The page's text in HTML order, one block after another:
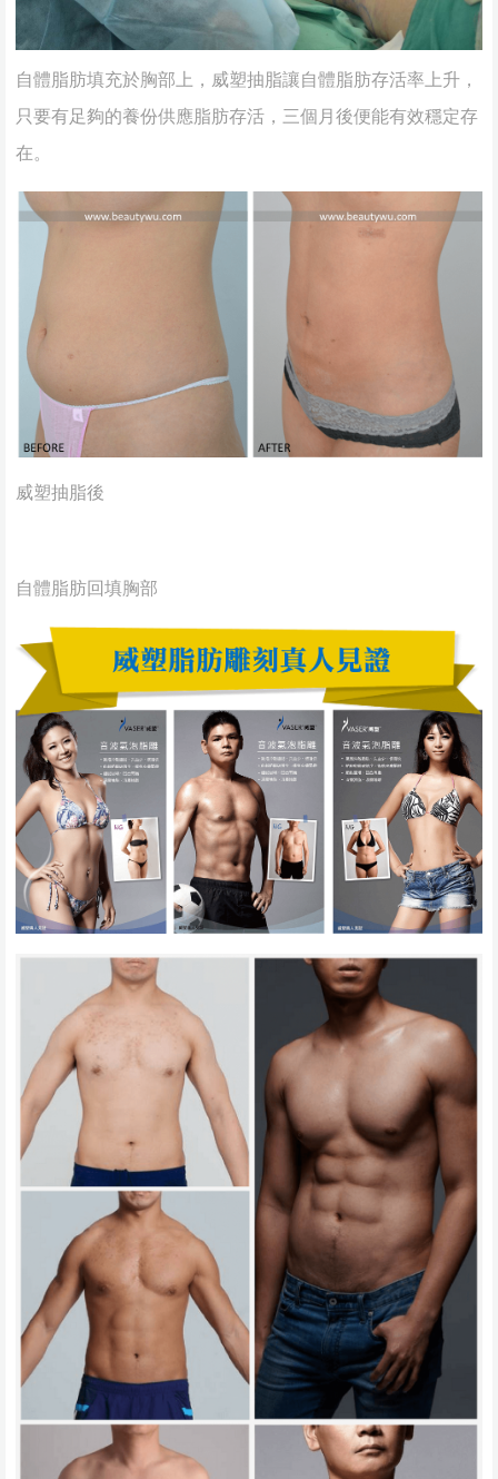
自體脂肪填充於胸部上，威塑抽脂讓自體脂肪存活率上升，
只要有足夠的養份供應脂肪存活，三個月後便能有效穩定存
在。
威塑抽脂後
自體脂肪回填胸部